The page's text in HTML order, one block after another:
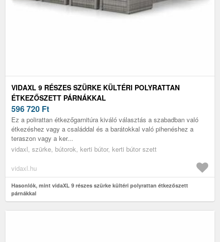
VIDAXL 9 RÉSZES SZÜRKE KÜLTÉRI POLYRATTAN
ÉTKEZŐSZETT PÁRNÁKKAL
596 720 Ft
Ez a polirattan étkezőgarnitúra kiváló választás a szabadban való
étkezéshez vagy a családdal és a barátokkal való pihenéshez a
teraszon vagy a ker...
vidaxl, szürke, bútorok, kerti bútor, kerti bútor szett
vidaxl.hu
Hasonlók, mint vidaXL 9 részes szürke kültéri polyrattan étkezőszett
párnákkal